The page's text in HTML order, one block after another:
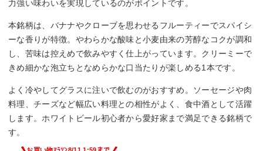
力強い味わいを実現しているのがポイントです。
本銘柄は、バナナやクローブを思わせるフルーティーでスパイシ
ーな香りが特徴。やわらかな酸味と小麦由来の芳醇なコクが調和
し、苦味は控えめで飲みやすく仕上がっています。クリーミーで
きめ細かな泡立ちとなめらかな口当たりが楽しめる1本です。
よく冷やしてグラスに注いで飲むのがおすすめ。ソーセージや肉
料理、チーズなど幅広い料理との相性がよく、食中酒として活躍
します。ホワイトビール初心者から愛好家まで満足できる銘柄で
す。